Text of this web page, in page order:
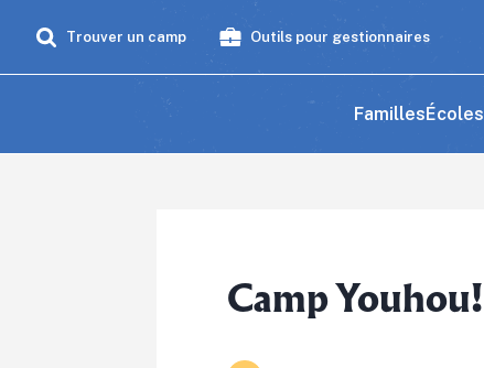
Trouver un camp Outils pour gestionnaires
FamillesÉcoles
Camp Youhou!